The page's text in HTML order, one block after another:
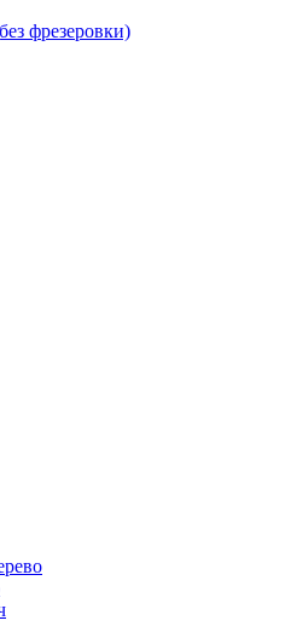
фрезеровки)